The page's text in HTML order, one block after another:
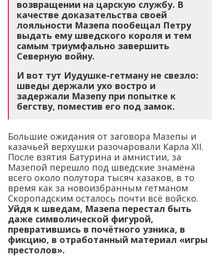
возвращении на царскую службу. В
качестве доказательства своей
лояльности Мазепа пообещал Петру
выдать ему шведского короля и тем
самым триумфально завершить
Северную войну.
И вот тут Иудушке-гетману не свезло:
шведы держали ухо востро и
задержали Мазепу при попытке к
бегству, поместив его под замок.
Большие ожидания от заговора Мазепы и
казачьей верхушки разочаровали Карла XII.
После взятия Батурина и амнистии, за
Мазепой перешло под шведские знамёна
всего около полутора тысяч казаков, в то
время как за новоизбранным гетманом
Скоропадским осталось почти всё войско.
Уйдя к шведам, Мазепа перестал быть
даже символической фигурой,
превратившись в почётного узника, в
фикцию, в отработанный материал «игры
престолов».